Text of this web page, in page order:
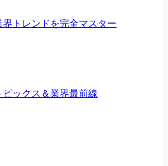
トレンドを完全マスター
ックス＆業界最前線